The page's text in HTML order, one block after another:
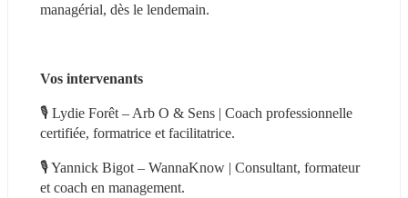
managérial, dès le lendemain.
Vos intervenants
🎙 Lydie Forêt – Arb O & Sens | Coach professionnelle
certifiée, formatrice et facilitatrice.
🎙 Yannick Bigot – WannaKnow | Consultant, formateur
et coach en management.